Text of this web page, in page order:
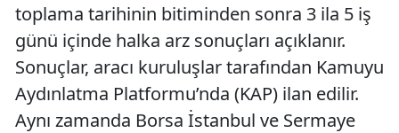
toplama tarihinin bitiminden sonra 3 ila 5 iş
günü içinde halka arz sonuçları açıklanır.
Sonuçlar, aracı kuruluşlar tarafından Kamuyu
Aydınlatma Platformu’nda (KAP) ilan edilir.
Aynı zamanda Borsa İstanbul ve Sermaye